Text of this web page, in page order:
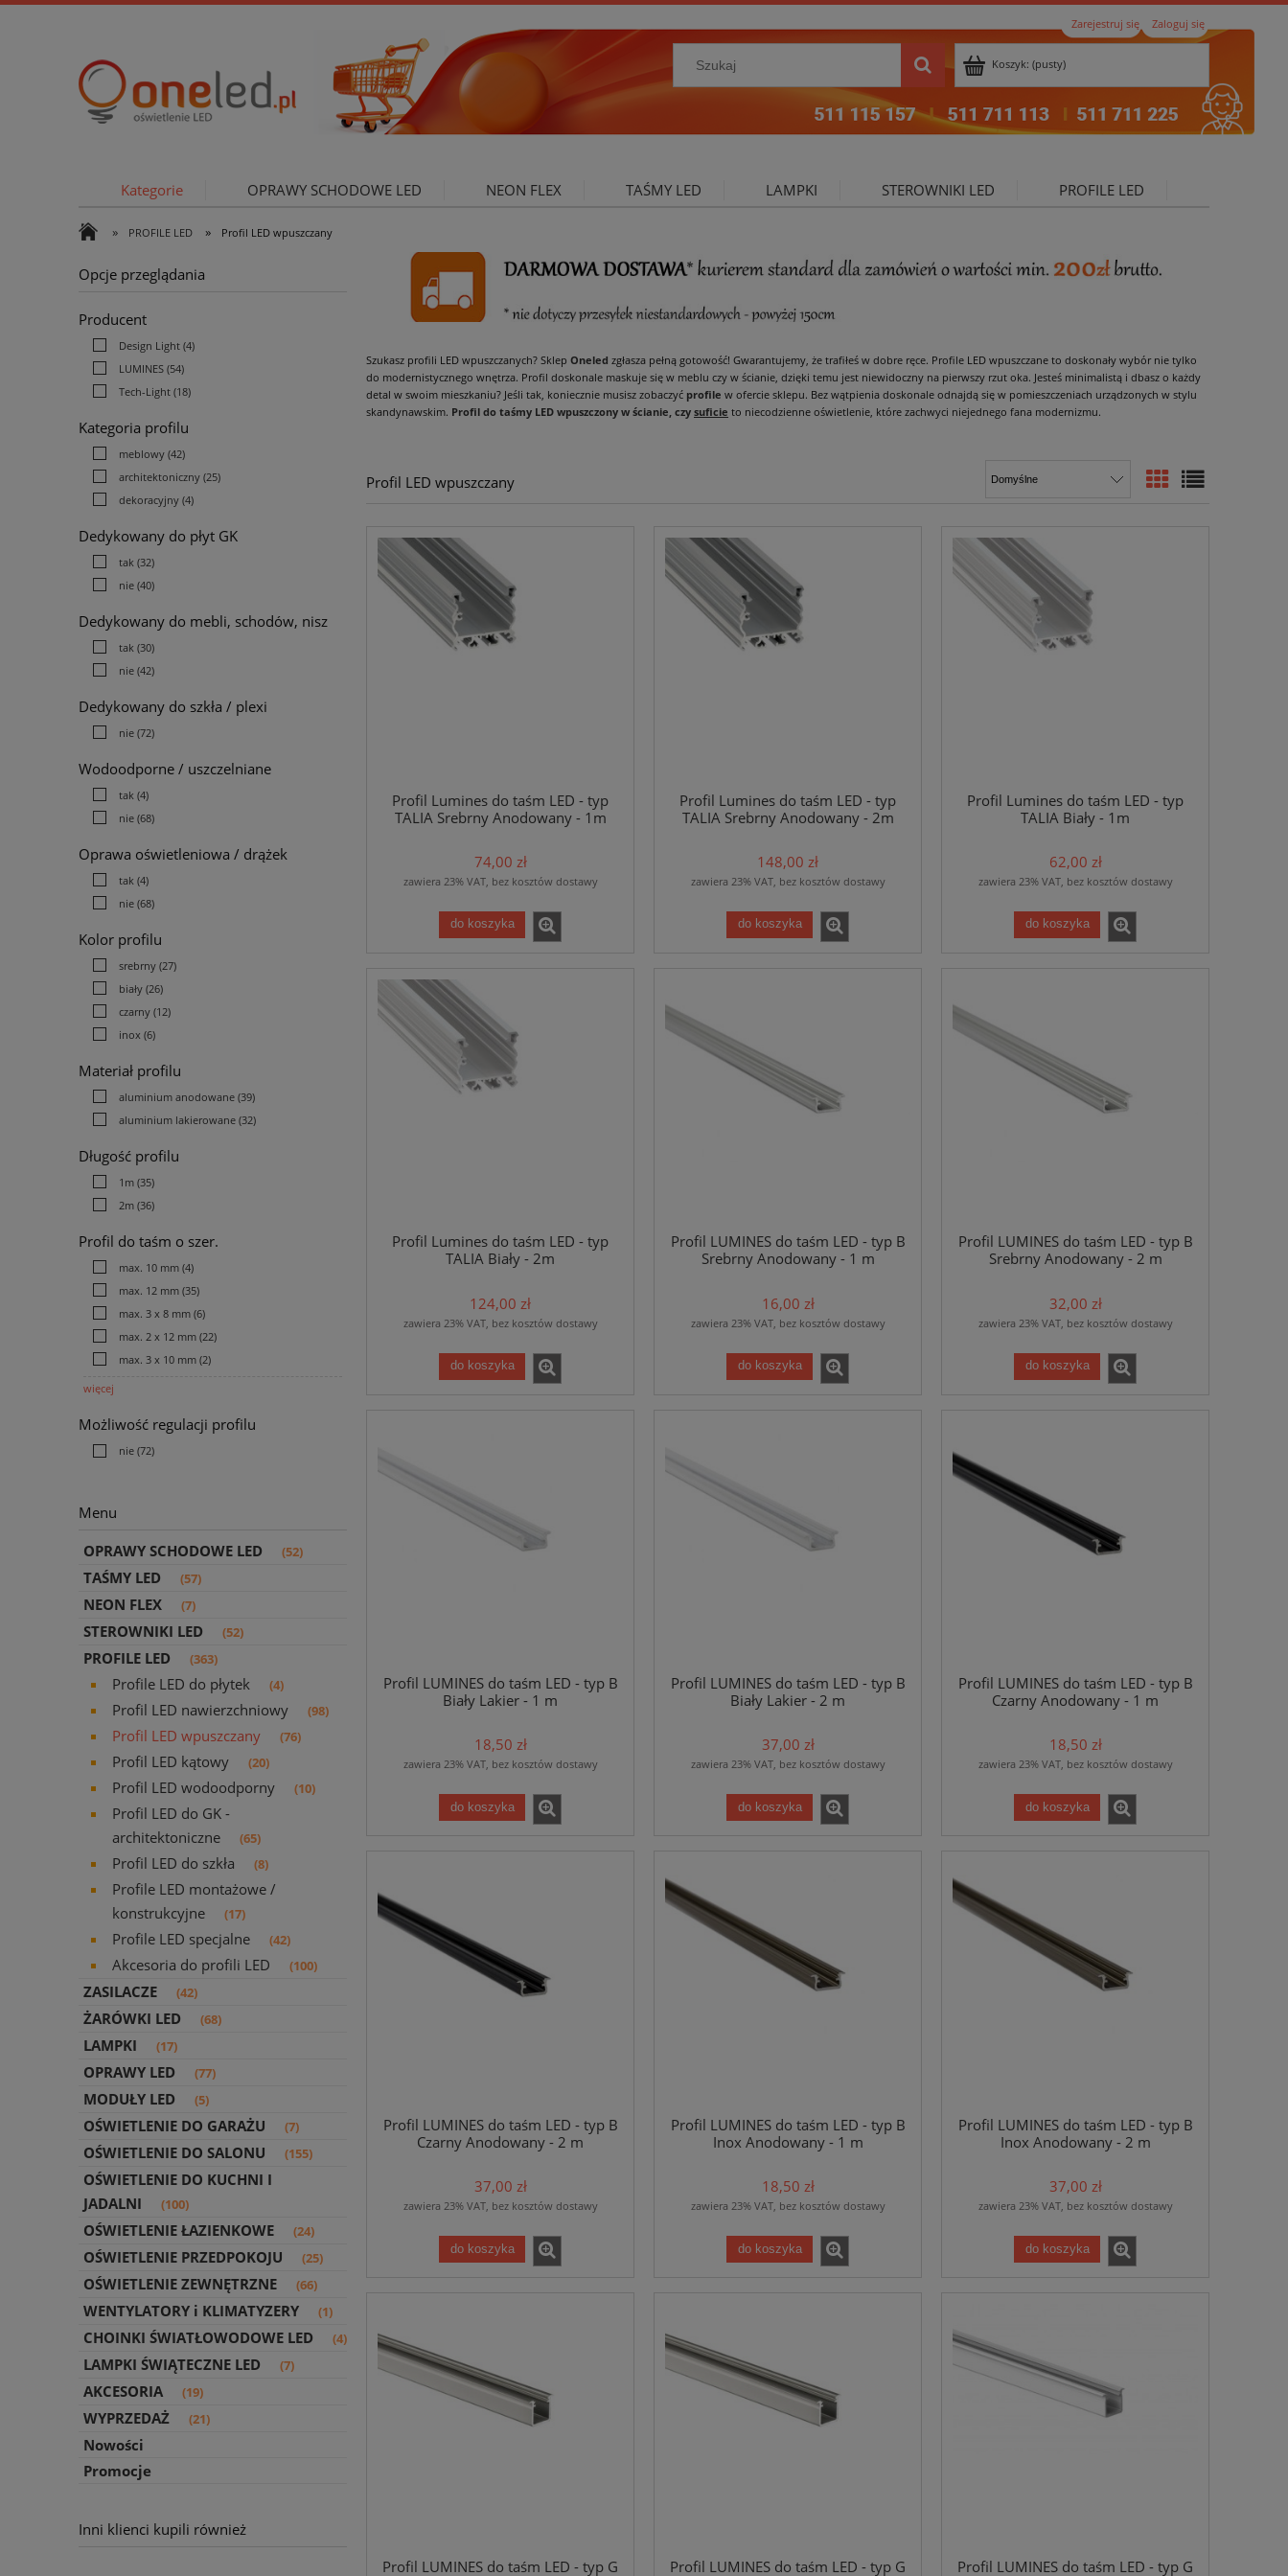
Zarejestruj się Zaloguj się
Koszyk: (pusty)
Kategorie OPRAWY SCHODOWE LED NEON FLEX TAŚMY LED LAMPKI STEROWNIKI LED PROFILE LED
» PROFILE LED » Profil LED wpuszczany
Opcje przeglądania
Producent
Design Light (4)
LUMINES (54)
Tech-Light (18)
Kategoria profilu
meblowy (42)
architektoniczny (25)
dekoracyjny (4)
Dedykowany do płyt GK
tak (32)
nie (40)
Dedykowany do mebli, schodów, nisz
tak (30)
nie (42)
Dedykowany do szkła / plexi
nie (72)
Wodoodporne / uszczelniane
tak (4)
nie (68)
Oprawa oświetleniowa / drążek
tak (4)
nie (68)
Kolor profilu
srebrny (27)
biały (26)
czarny (12)
inox (6)
Materiał profilu
aluminium anodowane (39)
aluminium lakierowane (32)
Długość profilu
1m (35)
2m (36)
Profil do taśm o szer.
max. 10 mm (4)
max. 12 mm (35)
max. 3 x 8 mm (6)
max. 2 x 12 mm (22)
max. 3 x 10 mm (2)
więcej
Możliwość regulacji profilu
nie (72)
Menu
OPRAWY SCHODOWE LED (52)
TAŚMY LED (57)
NEON FLEX (7)
STEROWNIKI LED (52)
PROFILE LED (363)
Profile LED do płytek (4)
Profil LED nawierzchniowy (98)
Profil LED wpuszczany (76)
Profil LED kątowy (20)
Profil LED wodoodporny (10)
Profil LED do GK -
architektoniczne
(65)
Profil LED do szkła (8)
Profile LED montażowe /
konstrukcyjne
(17)
Profile LED specjalne (42)
Akcesoria do profili LED (100)
ZASILACZE (42)
ŻARÓWKI LED (68)
LAMPKI (17)
OPRAWY LED (77)
MODUŁY LED (5)
OŚWIETLENIE DO GARAŻU (7)
OŚWIETLENIE DO SALONU (155)
OŚWIETLENIE DO KUCHNI I
JADALNI
(100)
OŚWIETLENIE ŁAZIENKOWE (24)
OŚWIETLENIE PRZEDPOKOJU (25)
OŚWIETLENIE ZEWNĘTRZNE (66)
WENTYLATORY i KLIMATYZERY (1)
CHOINKI ŚWIATŁOWODOWE LED (4)
LAMPKI ŚWIĄTECZNE LED (7)
AKCESORIA (19)
WYPRZEDAŻ (21)
Nowości
Promocje
Inni klienci kupili również
Szukasz profili LED wpuszczanych? Sklep Oneled zgłasza pełną gotowość! Gwarantujemy, że trafiłeś w dobre ręce. Profile LED wpuszczane to doskonały wybór nie tylko
do modernistycznego wnętrza. Profil doskonale maskuje się w meblu czy w ścianie, dzięki temu jest niewidoczny na pierwszy rzut oka. Jesteś minimalistą i dbasz o każdy
detal w swoim mieszkaniu? Jeśli tak, koniecznie musisz zobaczyć profile w ofercie sklepu. Bez wątpienia doskonale odnajdą się w pomieszczeniach urządzonych w stylu
skandynawskim. Profil do taśmy LED wpuszczony w ścianie, czy suficie to niecodzienne oświetlenie, które zachwyci niejednego fana modernizmu.
Profil LED wpuszczany
Profil Lumines do taśm LED - typ
TALIA Srebrny Anodowany - 1m
74,00 zł
zawiera 23% VAT, bez kosztów dostawy
do koszyka
Profil Lumines do taśm LED - typ
TALIA Srebrny Anodowany - 2m
148,00 zł
zawiera 23% VAT, bez kosztów dostawy
do koszyka
Profil Lumines do taśm LED - typ
TALIA Biały - 1m
62,00 zł
zawiera 23% VAT, bez kosztów dostawy
do koszyka
Profil Lumines do taśm LED - typ
TALIA Biały - 2m
124,00 zł
zawiera 23% VAT, bez kosztów dostawy
do koszyka
Profil LUMINES do taśm LED - typ B
Srebrny Anodowany - 1 m
16,00 zł
zawiera 23% VAT, bez kosztów dostawy
do koszyka
Profil LUMINES do taśm LED - typ B
Srebrny Anodowany - 2 m
32,00 zł
zawiera 23% VAT, bez kosztów dostawy
do koszyka
Profil LUMINES do taśm LED - typ B
Biały Lakier - 1 m
18,50 zł
zawiera 23% VAT, bez kosztów dostawy
do koszyka
Profil LUMINES do taśm LED - typ B
Biały Lakier - 2 m
37,00 zł
zawiera 23% VAT, bez kosztów dostawy
do koszyka
Profil LUMINES do taśm LED - typ B
Czarny Anodowany - 1 m
18,50 zł
zawiera 23% VAT, bez kosztów dostawy
do koszyka
Profil LUMINES do taśm LED - typ B
Czarny Anodowany - 2 m
37,00 zł
zawiera 23% VAT, bez kosztów dostawy
do koszyka
Profil LUMINES do taśm LED - typ B
Inox Anodowany - 1 m
18,50 zł
zawiera 23% VAT, bez kosztów dostawy
do koszyka
Profil LUMINES do taśm LED - typ B
Inox Anodowany - 2 m
37,00 zł
zawiera 23% VAT, bez kosztów dostawy
do koszyka
Profil LUMINES do taśm LED - typ G
Profil LUMINES do taśm LED - typ G
Profil LUMINES do taśm LED - typ G